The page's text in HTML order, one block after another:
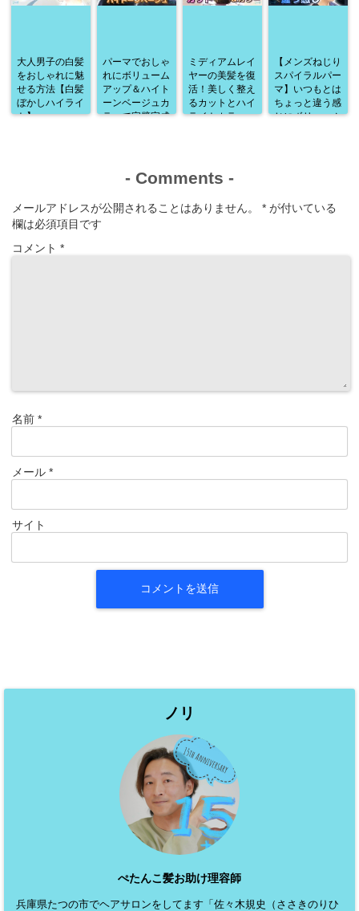
大人男子の白髪
をおしゃれに魅
せる方法【白髪
ぼかしハイライ
ト】
パーマでおしゃ
れにボリューム
アップ＆ハイト
ーンベージュカ
ラーで完璧完成
ミディアムレイ
ヤーの美髪を復
活！美しく整え
るカットとハイ
ライトカラー
【メンズねじり
スパイラルパー
マ】いつもとは
ちょっと違う感
じにボリューム
- Comments -
メールアドレスが公開されることはありません。 * が付いている
欄は必須項目です
コメント *
名前 *
メール *
サイト
ノリ
ぺたんこ髪お助け理容師
兵庫県たつの市でヘアサロンをしてます「佐々木規史（ささきのりひ